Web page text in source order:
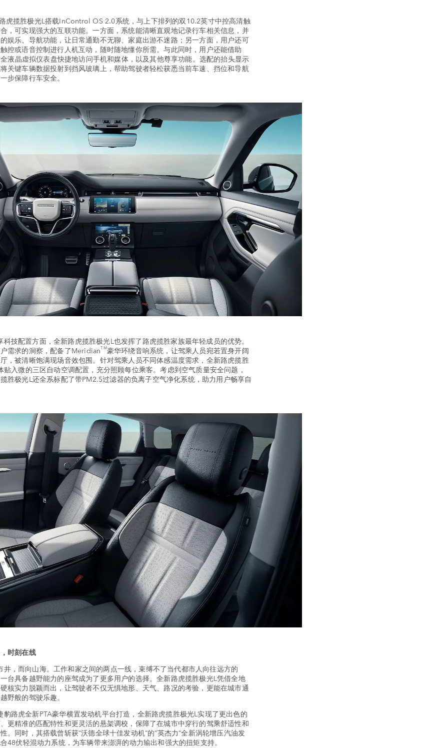
胜极光L搭载InControl OS 2.0系统，与上下排列的双10.2英寸中控高清触
，可实现强大的互联功能。一方面，系统能清晰直观地记录行车相关信息，并
娱乐、导航功能，让日常通勤不无聊、家庭出游不迷路；另一方面，用户还可
控或语音控制进行人机互动，随时随地懂你所需。与此同时，用户还能借助
液晶虚拟仪表盘快捷地访问手机和媒体，以及其他尊享功能。选配的抬头显示
关键车辆数据投射到挡风玻璃上，帮助驾驶者轻松获悉当前车速、挡位和导航
步保障行车安全。
配置方面，全新路虎揽胜极光L也发挥了路虎揽胜家族最年轻成员的优势。
需求的洞察，配备了MeridianTM豪华环绕音响系统，让驾乘人员宛若置身开阔
，被清晰饱满现场音效包围。针对驾乘人员不同体感温度需求，全新路虎揽胜
贴入微的三区自动空调配置，充分照顾每位乘客。考虑到空气质量安全问题，
胜极光L还全系标配了带PM2.5过滤器的负离子空气净化系统，助力用户畅享自
时刻在线
而向山海。工作和家之间的两点一线，束缚不了当代都市人向往远方的
台具备越野能力的座驾成为了更多用户的选择。全新路虎揽胜极光L凭借全地
核实力脱颖而出，让驾驶者不仅无惧地形、天气、路况的考验，更能在城市通
野般的驾驶乐趣。
虎全新PTA豪华横置发动机平台打造，全新路虎揽胜极光L实现了更出色的
更精准的匹配特性和更灵活的悬架调校，保障了在城市中穿行的驾乘舒适性和
。同时，其搭载曾斩获“沃德全球十佳发动机”的“英杰力”全新涡轮增压汽油发
48伏轻混动力系统，为车辆带来澎湃的动力输出和强大的扭矩支持。